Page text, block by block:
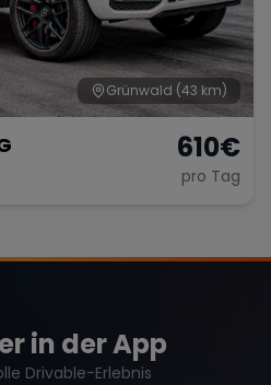
Grünwald (43 km)
610€
pro Tag
in der App
Drivable-Erlebnis